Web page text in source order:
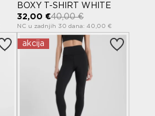
BOXY T-SHIRT WHITE
32,00 €40,00 €
NC u zadnjih 30 dana: 40,00 €
akcija